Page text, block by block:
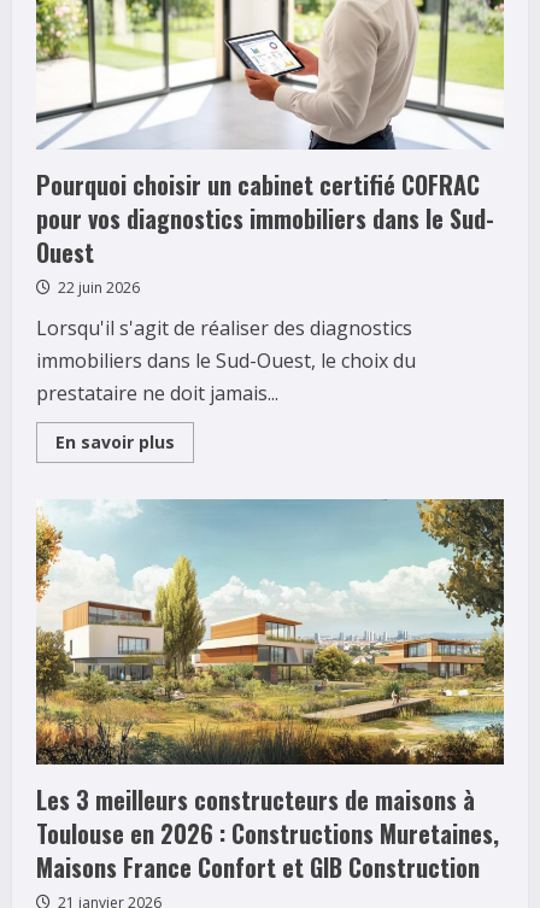
Pourquoi choisir un cabinet certifié COFRAC
pour vos diagnostics immobiliers dans le Sud-
Ouest
22 juin 2026
Lorsqu'il s'agit de réaliser des diagnostics
immobiliers dans le Sud-Ouest, le choix du
prestataire ne doit jamais...
En savoir plus
more
certifié
COFRAC
pour
vos
diagnostics
immobiliers
dans
le
Sud-
Ouest
Les 3 meilleurs constructeurs de maisons à
Toulouse en 2026 : Constructions Muretaines,
Maisons France Confort et GIB Construction
21 janvier 2026